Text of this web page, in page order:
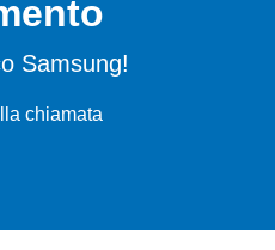
Samsung!
chiamata